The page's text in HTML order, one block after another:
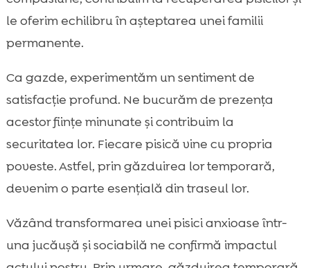
le oferim echilibru în așteptarea unei familii
permanente.
Ca gazde, experimentăm un sentiment de
satisfacție profund. Ne bucurăm de prezența
acestor ființe minunate și contribuim la
securitatea lor. Fiecare pisică vine cu propria
poveste. Astfel, prin găzduirea lor temporară,
devenim o parte esențială din traseul lor.
Văzând transformarea unei pisici anxioase într-
una jucăușă și sociabilă ne confirmă impactul